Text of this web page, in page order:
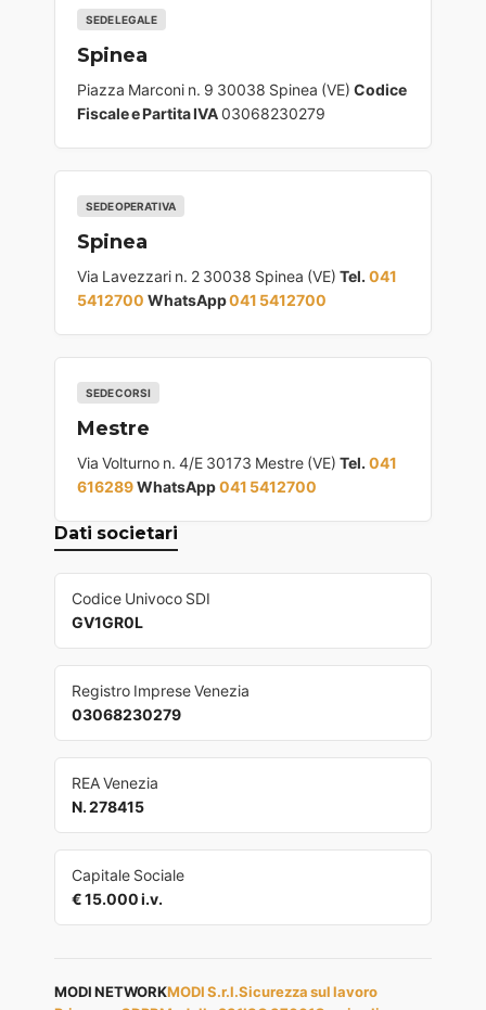
SEDE LEGALE
Spinea
Piazza Marconi n. 9 30038 Spinea (VE) Codice
Fiscale e Partita IVA03068230279
SEDE OPERATIVA
Spinea
Via Lavezzari n. 2 30038 Spinea (VE) Tel. 041
5412700 WhatsApp041 5412700
SEDE CORSI
Mestre
Via Volturno n. 4/E 30173 Mestre (VE) Tel. 041
616289WhatsApp041 5412700
Dati societari
Codice Univoco SDI
GV1GR0L
Registro Imprese Venezia
03068230279
REA Venezia
N. 278415
Capitale Sociale
€ 15.000 i.v.
MODI NETWORKMODI S.r.l.Sicurezza sul lavoro